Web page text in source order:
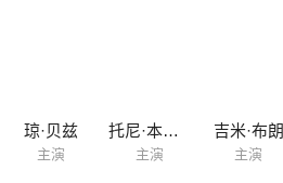
琼·贝兹
主演
托尼·本内特
主演
吉米·布朗
主演